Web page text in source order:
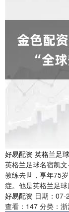
好易配资 英格兰足
英格兰足球名宿凯
教练去世，享年75
症。他是英格兰足
好易配资 日期：07-
查看： 147 分类：